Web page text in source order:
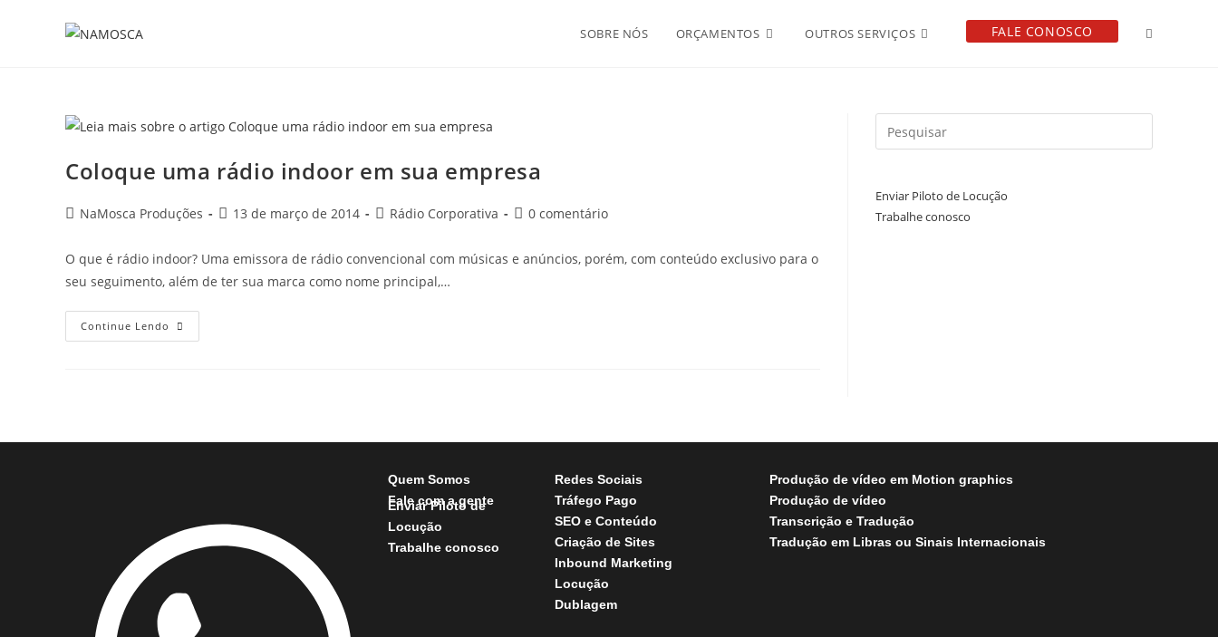
SOBRE NÓS ORÇAMENTOS OUTROS SERVIÇOS FALE CONOSCO
Coloque uma rádio indoor em sua empresa
NaMosca Produções 13 de março de 2014 Rádio Corporativa 0 comentário
O que é rádio indoor? Uma emissora de rádio convencional com músicas e anúncios, porém, com conteúdo exclusivo para o
seu seguimento, além de ter sua marca como nome principal,…
Continue Lendo
Enviar Piloto de Locução
Trabalhe conosco
Quem Somos
Fale com a gente
Enviar Piloto de
Locução
Trabalhe conosco
Redes Sociais
Tráfego Pago
SEO e Conteúdo
Criação de Sites
Inbound Marketing
Locução
Dublagem
Produção de vídeo em Motion graphics
Produção de vídeo
Transcrição e Tradução
Tradução em Libras ou Sinais Internacionais